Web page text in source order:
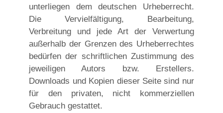
unterliegen dem deutschen Urheberrecht.
Die Vervielfältigung, Bearbeitung,
Verbreitung und jede Art der Verwertung
außerhalb der Grenzen des Urheberrechtes
bedürfen der schriftlichen Zustimmung des
jeweiligen Autors bzw. Erstellers.
Downloads und Kopien dieser Seite sind nur
für den privaten, nicht kommerziellen
Gebrauch gestattet.